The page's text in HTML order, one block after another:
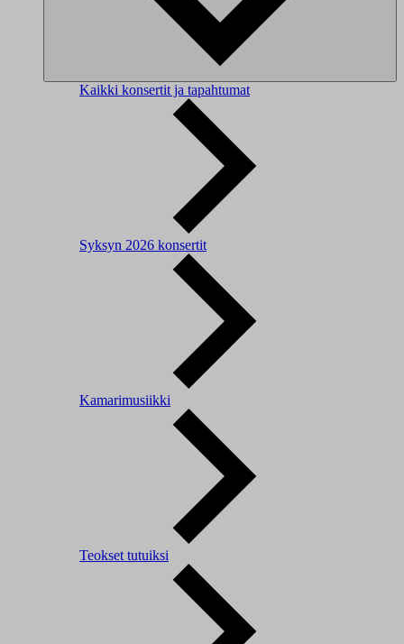
Kaikki konsertit ja tapahtumat
Syksyn 2026 konsertit
Kamarimusiikki
Teokset tutuiksi